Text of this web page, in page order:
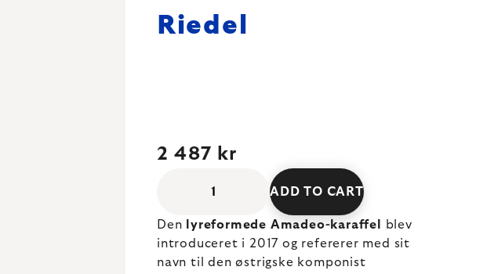
Riedel
2 487 kr
ADD TO CART
Den lyreformede Amadeo-karaffel
blev
introduceret i 2017 og refererer med sit
navn til den østrigske komponist